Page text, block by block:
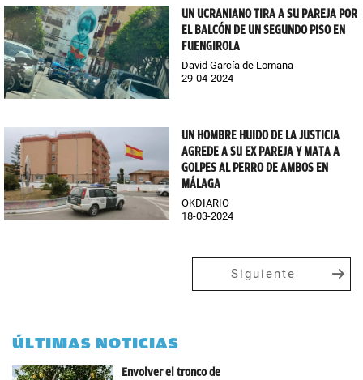
UN UCRANIANO TIRA A SU PAREJA POR
EL BALCÓN DE UN SEGUNDO PISO EN
FUENGIROLA
David García de Lomana
29-04-2024
UN HOMBRE HUIDO DE LA JUSTICIA
AGREDE A SU EX PAREJA Y MATA A
GOLPES AL PERRO DE AMBOS EN
MÁLAGA
OKDIARIO
18-03-2024
Siguiente
ÚLTIMAS NOTICIAS
Envolver el tronco de